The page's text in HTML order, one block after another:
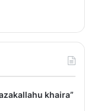
khaira”